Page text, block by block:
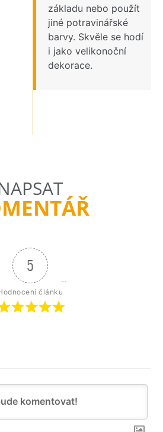
základu nebo použít
jiné potravinářské
barvy. Skvěle se hodí
i jako velikonoční
dekorace.
5
článku